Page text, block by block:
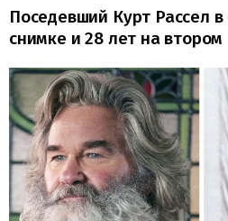
Поседевший Курт Рассел
снимке и 28 лет на втором